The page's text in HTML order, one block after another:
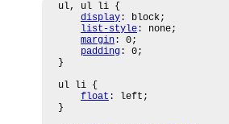
ul, ul li {
display : block;
list-style : none;
margin : 0;
padding : 0;
}
ul li {
float : left;
}